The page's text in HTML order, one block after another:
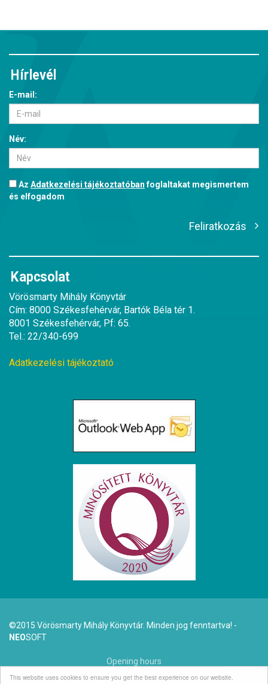
This website uses cookies to ensure you get the best experience on our website.
Hírlevél
E-mail:
Név:
Az Adatkezelési tájékoztatóbanfoglaltakat megismertem
és elfogadom
Feliratkozás
Kapcsolat
Vörösmarty Mihály Könyvtár
Cím: 8000 Székesfehérvár, Bartók Béla tér 1.
8001 Székesfehérvár, Pf: 65.
Tel.: 22/340-699
Adatkezelési tájékoztató
©2015 Vörösmarty Mihály Könyvtár. Minden jog fenntartva! -
NEOSOFT
Opening hours